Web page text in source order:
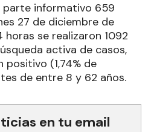
parte informativo 659
27 de diciembre de
horas se realizaron 1092
activa de casos,
positivo (1,74% de
de entre 8 y 62 años.
en tu email